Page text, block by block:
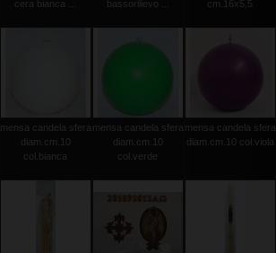
cera bianca ...
bassorilievo ...
cm.16x5,5
mensa candela sfera
diam.cm.10
col.bianca
mensa candela sfera
diam.cm.10
col.verde
mensa candela sfera
diam.cm.10 col.viola